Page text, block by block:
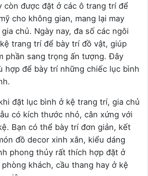
còn được đặt ở các ô trang trí để
cho không gian, mang lại may
chủ. Ngày nay, đa số các ngôi
trang trí để bày trí đồ vật, giúp
phần sang trọng ấn tượng. Đây
hợp để bày trí những chiếc lục bình
đặt lục bình ở kệ trang trí, gia chủ
có kích thước nhỏ, cân xứng với
Bạn có thể bày trí đơn giản, kết
đồ decor xinh xắn, kiểu dáng
phong thủy rất thích hợp đặt ở
khách, cầu thang hay ở kệ